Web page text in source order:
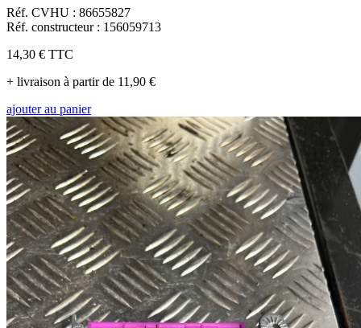
Réf. CVHU : 86655827
Réf. constructeur : 156059713
14,30 € TTC
+ livraison à partir de 11,90 €
ajouter au panier